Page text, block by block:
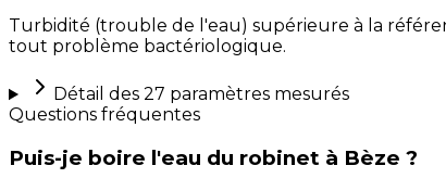
Turbidité (trouble de l'eau) supérieure à la
tout problème bactériologique.
Détail des 27 paramètres mesurés
Questions fréquentes
Puis-je boire l'eau du robinet à Bèze ?